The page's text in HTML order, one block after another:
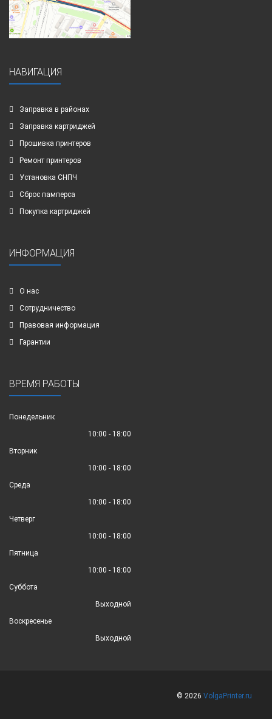
НАВИГАЦИЯ
Заправка в районах
Заправка картриджей
Прошивка принтеров
Ремонт принтеров
Установка СНПЧ
Сброс памперса
Покупка картриджей
ИНФОРМАЦИЯ
О нас
Сотрудничество
Правовая информация
Гарантии
ВРЕМЯ РАБОТЫ
Понедельник
10:00 - 18:00
Вторник
10:00 - 18:00
Среда
10:00 - 18:00
Четверг
10:00 - 18:00
Пятница
10:00 - 18:00
Суббота
Выходной
Воскресенье
Выходной
© 2026 VolgaPrinter.ru